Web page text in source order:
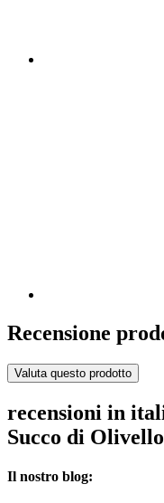
Recensione
Valuta questo prodotto
recensioni in
Succo di
Il nostro blog: